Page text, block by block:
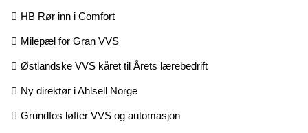
HB Rør inn i Comfort
Milepæl for Gran VVS
Østlandske VVS kåret til Årets lærebedrift
Ny direktør i Ahlsell Norge
Grundfos løfter VVS og automasjon